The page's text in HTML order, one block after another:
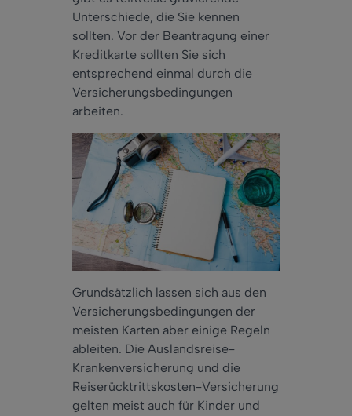
Unterschiede, die Sie kennen
sollten. Vor der Beantragung einer
Kreditkarte sollten Sie sich
entsprechend einmal durch die
Versicherungsbedingungen
arbeiten.
Grundsätzlich lassen sich aus den
Versicherungsbedingungen der
meisten Karten aber einige Regeln
ableiten. Die Auslandsreise-
Krankenversicherung und die
Reiserücktrittskosten-Versicherung
gelten meist auch für Kinder und